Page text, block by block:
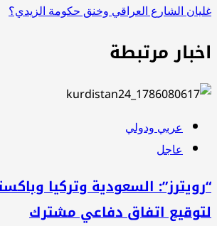
الشارع العراقي وخنق حكومة الزيدي؟
مرتبطة
عربي ودولي
عاجل
السعودية وتركيا
اتفاق دفاعي مشترك